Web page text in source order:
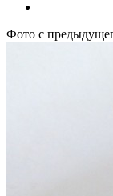
Фото с